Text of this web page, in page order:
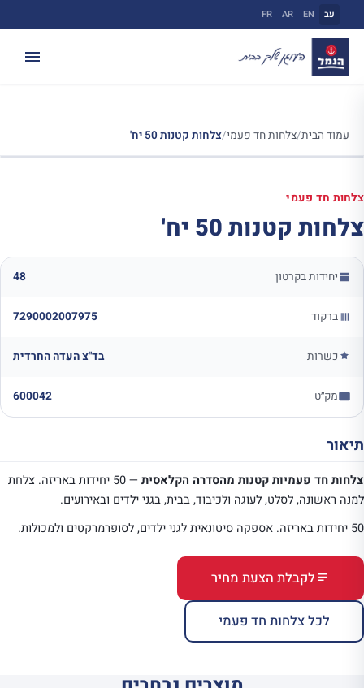
לתוכן
עב EN
AR
FR
עמוד הבית/צלחות חד פעמי/צלחות קטנות 50 יח'
צלחות חד פעמי
צלחות קטנות 50 יח'
יחידות בקרטון 48
ברקוד 7290002007975
כשרות בד"צ העדה החרדית
מק״ט 600042
תיאור
צלחות חד פעמיות קטנות מהסדרה הקלאסית
— 50 יחידות באריזה. צלחת
למנה ראשונה, לסלט, לעוגה ולכיבוד, בבית, בגני ילדים ובאירועים.
50 יחידות באריזה. אספקה סיטונאית לגני ילדים, לסופרמרקטים ולמכולות.
לקבלת הצעת מחיר
לכל צלחות חד פעמי